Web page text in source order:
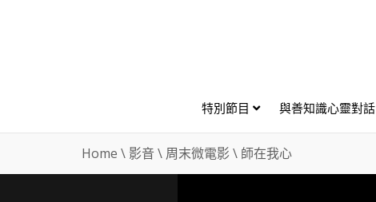
特別節目 與善知識心靈對話
Home \ 影音 \ 周末微電影 \ 師在我心